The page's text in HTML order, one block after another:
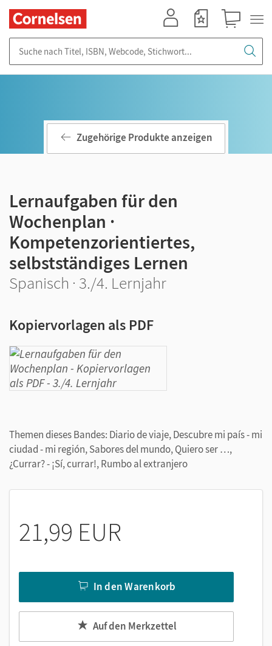
Zugehörige Produkte anzeigen
Lernaufgaben für den
Wochenplan ·
Kompetenzorientiertes,
selbstständiges Lernen
Spanisch · 3./4. Lernjahr
Kopiervorlagen als PDF
Themen dieses Bandes: Diario de viaje, Descubre mi país - mi
ciudad - mi región, Sabores del mundo, Quiero ser …,
¿Currar? - ¡Sí, currar!, Rumbo al extranjero
21,99 EUR
In den Warenkorb
Auf den Merkzettel